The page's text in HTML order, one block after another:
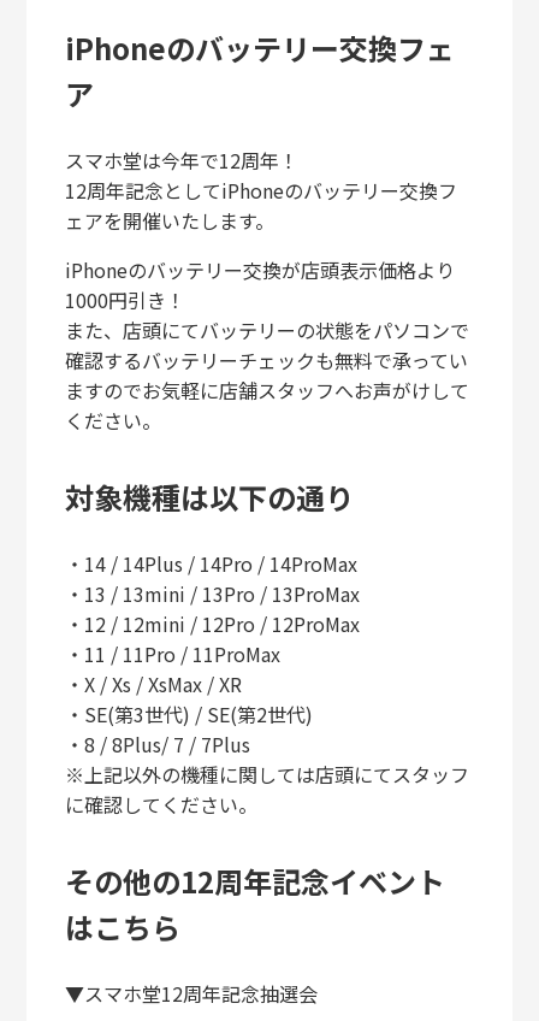
iPhoneのバッテリー交換フェ
ア
スマホ堂は今年で12周年！
12周年記念としてiPhoneのバッテリー交換フ
ェアを開催いたします。
iPhoneのバッテリー交換が店頭表示価格より
1000円引き！
また、店頭にてバッテリーの状態をパソコンで
確認するバッテリーチェックも無料で承ってい
ますのでお気軽に店舗スタッフへお声がけして
ください。
対象機種は以下の通り
・14 / 14Plus / 14Pro / 14ProMax
・13 / 13mini / 13Pro / 13ProMax
・12 / 12mini / 12Pro / 12ProMax
・11 / 11Pro / 11ProMax
・X / Xs / XsMax / XR
・SE(第3世代) / SE(第2世代)
・8 / 8Plus/ 7 / 7Plus
※上記以外の機種に関しては店頭にてスタッフ
に確認してください。
その他の12周年記念イベント
はこちら
▼スマホ堂12周年記念抽選会